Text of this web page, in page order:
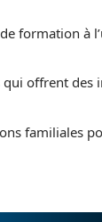
formation à
offrent des
familiales